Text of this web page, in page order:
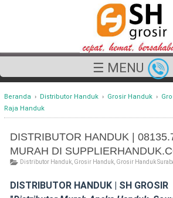
☰ MENU
Beranda › Distributor Handuk › Grosir Handuk ›
Raja Handuk
DISTRIBUTOR HANDUK |
MURAH DI
Distributor Handuk, Grosir Handuk, Grosir Handuk
DISTRIBUTOR HANDUK | SH GROSIR